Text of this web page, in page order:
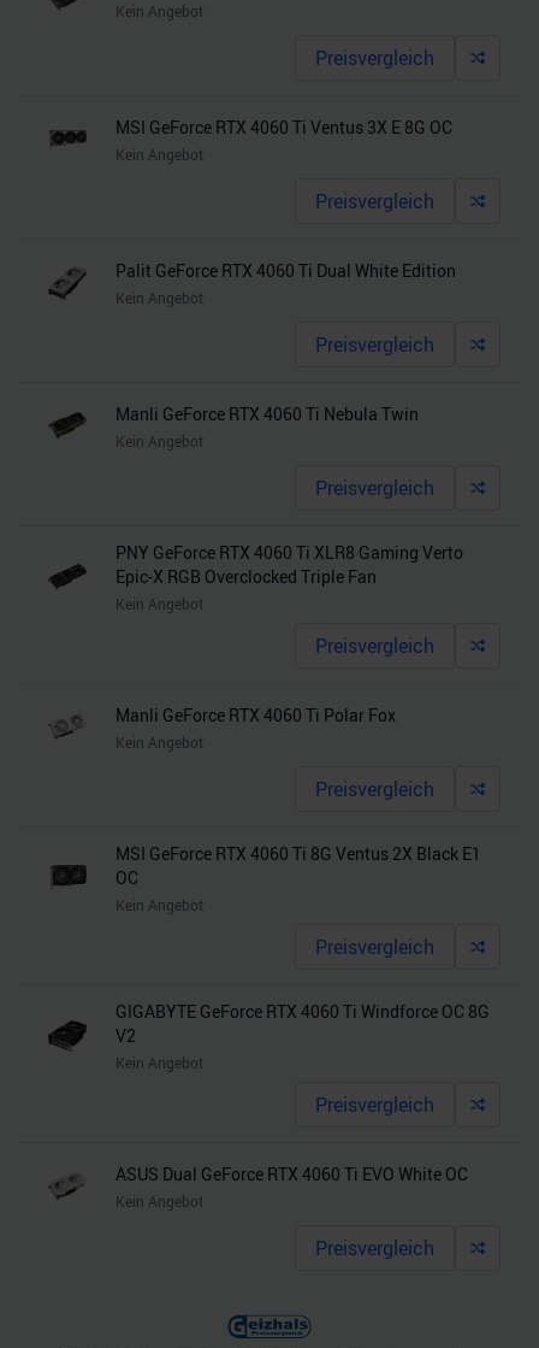
Kein Angebot
Preisvergleich
MSI GeForce RTX 4060 Ti Ventus 3X E 8G OC
Kein Angebot
Preisvergleich
Palit GeForce RTX 4060 Ti Dual White Edition
Kein Angebot
Preisvergleich
Manli GeForce RTX 4060 Ti Nebula Twin
Kein Angebot
Preisvergleich
PNY GeForce RTX 4060 Ti XLR8 Gaming Verto
Epic-X RGB Overclocked Triple Fan
Kein Angebot
Preisvergleich
Manli GeForce RTX 4060 Ti Polar Fox
Kein Angebot
Preisvergleich
MSI GeForce RTX 4060 Ti 8G Ventus 2X Black E1
OC
Kein Angebot
Preisvergleich
GIGABYTE GeForce RTX 4060 Ti Windforce OC 8G
V2
Kein Angebot
Preisvergleich
ASUS Dual GeForce RTX 4060 Ti EVO White OC
Kein Angebot
Preisvergleich